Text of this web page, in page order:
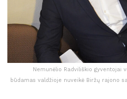
Nemunėlio Radviliškio gyventojai
būdamas valdžioje nuveikė Biržų rajono